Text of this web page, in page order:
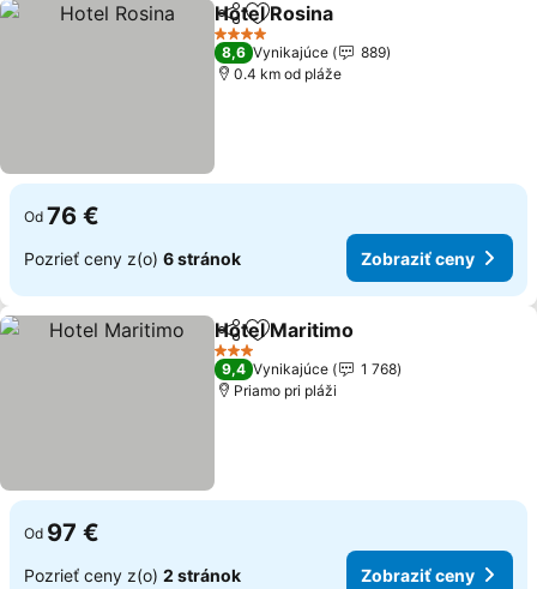
ZdieľaťPridať do obľúbených
Hotel Rosina
4 Počet hviezdičiek
8,6 Vynikajúce
889
0.4 km od pláže
Od 76 €
Pozrieť ceny z(o) 6 stránok Zobraziť ceny
ZdieľaťPridať do obľúbených
Hotel Maritimo
3 Počet hviezdičiek
9,4 Vynikajúce
1 768
Priamo pri pláži
Od 97 €
Pozrieť ceny z(o) 2 stránok Zobraziť ceny